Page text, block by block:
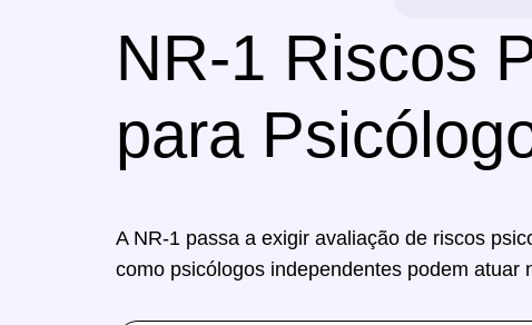
NR-1 Riscos
para
A NR-1 passa a exigir avaliação de riscos
como psicólogos independentes podem atuar